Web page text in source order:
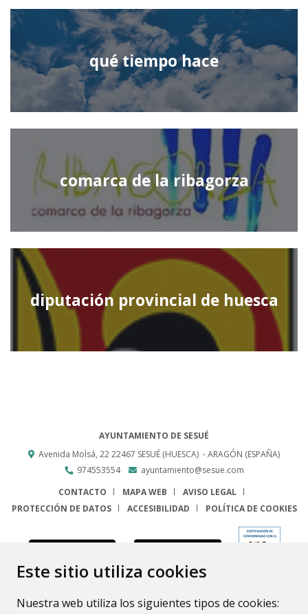
Este sitio utiliza cookies
Nuestra web utiliza los siguientes tipos de cookies:
qué tiempo hace
comarca de la ribagorza
diputación provincial de huesca
AYUNTAMIENTO DE SESUÉ
Avenida Molsá, 2222467 SESUÉ (HUESCA) - ARAGÓN (ESPAÑA)
974553554
ayuntamiento@sesue.com
CONTACTO
MAPA WEB
AVISO LEGAL
PROTECCIÓN DE DATOS
ACCESIBILIDAD POLÍTICA DE COOKIES